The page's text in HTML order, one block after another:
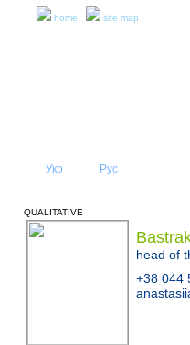
home site map
Укр Рус
QUALITATIVE
head of
+38 044